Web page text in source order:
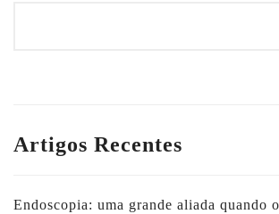
Artigos Recentes
Endoscopia: uma grande aliada quando